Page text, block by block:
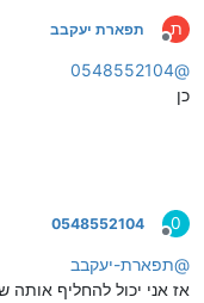
ת
מנותק
תפארת יעקבב
@
0548552104
כן
0
מנותק
0548552104
@תפארת-יעקבב
אז אני יכול להחליף